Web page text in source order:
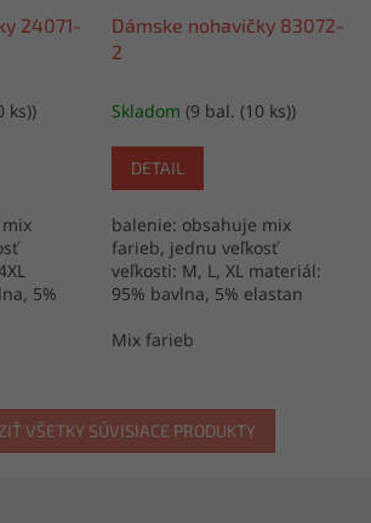
24071-
ks))
5%
Dámske nohavičky 83072-
2
Skladom (9 bal. (10 ks))
DETAIL
balenie: obsahuje mix
farieb, jednu veľkosť
veľkosti: M, L, XL materiál:
95% bavlna, 5% elastan
Mix farieb
VŠETKY SÚVISIACE PRODUKTY